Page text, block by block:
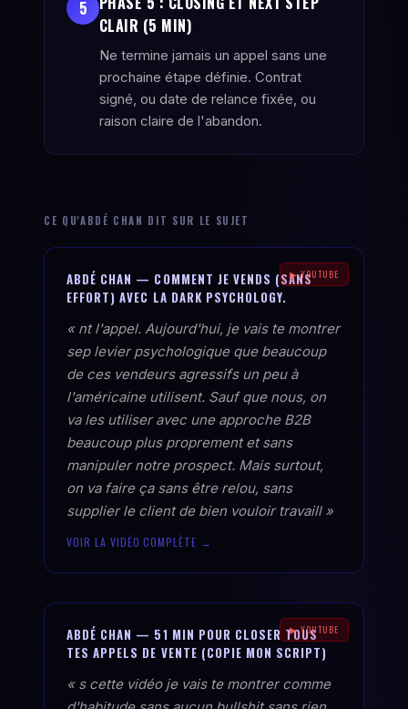
5
CLAIR (5 MIN)
Ne termine jamais un appel sans une
prochaine étape définie. Contrat
signé, ou date de relance fixée, ou
raison claire de l'abandon.
CE QU'ABDÉ CHAN DIT SUR LE SUJET
▶ YOUTUBE
ABDÉ CHAN — COMMENT JE VENDS (SANS
EFFORT) AVEC LA DARK PSYCHOLOGY.
« nt l'appel. Aujourd'hui, je vais te montrer
sep levier psychologique que beaucoup
de ces vendeurs agressifs un peu à
l'américaine utilisent. Sauf que nous, on
va les utiliser avec une approche B2B
beaucoup plus proprement et sans
manipuler notre prospect. Mais surtout,
on va faire ça sans être relou, sans
supplier le client de bien vouloir travaill »
VOIR LA VIDÉO COMPLÈTE →
▶ YOUTUBE
ABDÉ CHAN — 51 MIN POUR CLOSER TOUS
TES APPELS DE VENTE (COPIE MON SCRIPT)
« s cette vidéo je vais te montrer comme